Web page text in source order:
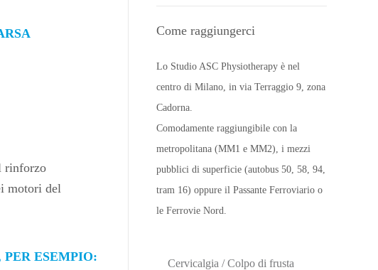
rinforzo
motori del
ESEMPIO:
Come raggiungerci
Lo Studio ASC Physiotherapy è nel
centro di Milano, in via Terraggio 9, zona
Cadorna.
Comodamente raggiungibile con la
metropolitana (MM1 e MM2), i mezzi
pubblici di superficie (autobus 50, 58, 94,
tram 16) oppure il Passante Ferroviario o
le Ferrovie Nord.
Cervicalgia / Colpo di frusta